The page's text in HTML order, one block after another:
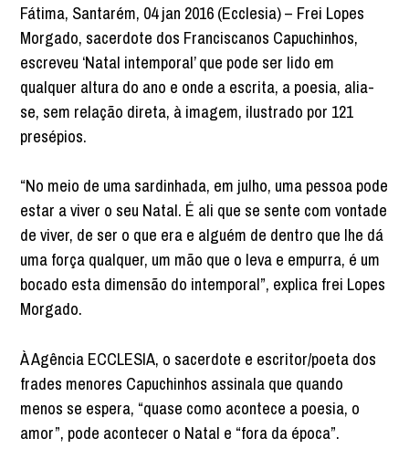
Fátima, Santarém, 04 jan 2016 (Ecclesia) – Frei Lopes
Morgado, sacerdote dos Franciscanos Capuchinhos,
escreveu ‘Natal intemporal’ que pode ser lido em
qualquer altura do ano e onde a escrita, a poesia, alia-
se, sem relação direta, à imagem, ilustrado por 121
presépios.
“No meio de uma sardinhada, em julho, uma pessoa pode
estar a viver o seu Natal. É ali que se sente com vontade
de viver, de ser o que era e alguém de dentro que lhe dá
uma força qualquer, um mão que o leva e empurra, é um
bocado esta dimensão do intemporal”, explica frei Lopes
Morgado.
À Agência ECCLESIA, o sacerdote e escritor/poeta dos
frades menores Capuchinhos assinala que quando
menos se espera, “quase como acontece a poesia, o
amor”, pode acontecer o Natal e “fora da época”.